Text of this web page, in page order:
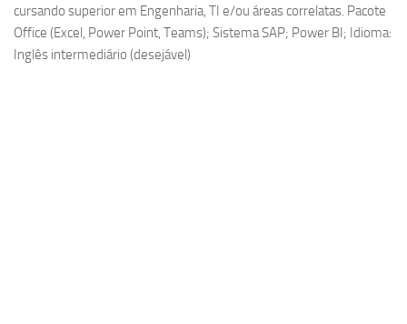
cursando superior em Engenharia, TI e/ou áreas correlatas. Pacote
Office (Excel, Power Point, Teams); Sistema SAP; Power BI; Idioma:
Inglês intermediário (desejável)